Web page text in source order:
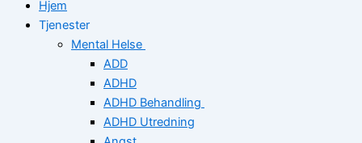
Hjem
Tjenester
Mental Helse
ADD
ADHD
ADHD Behandling
ADHD Utredning